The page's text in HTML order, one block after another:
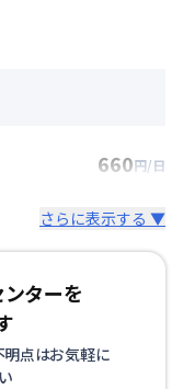
660円/日
さらに表示する ▼
ターを
点はお気軽に